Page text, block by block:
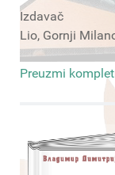
Izdavač
Lio, Gornji
Preuzmi